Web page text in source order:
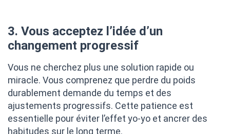
3. Vous acceptez l’idée d’un
changement progressif
Vous ne cherchez plus une solution rapide ou
miracle. Vous comprenez que perdre du poids
durablement demande du temps et des
ajustements progressifs. Cette patience est
essentielle pour éviter l’effet yo-yo et ancrer des
habitudes sur le long terme.